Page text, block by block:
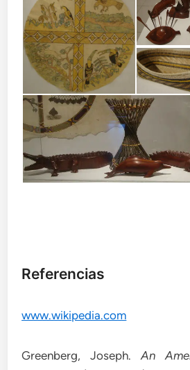
Referencias
www.wikipedia.com
Greenberg, Joseph.An